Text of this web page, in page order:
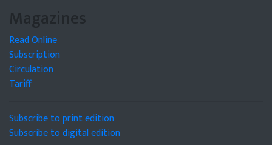
Magazines
Read Online
Subscription
Circulation
Tariff
Subscribe to print edition
Subscribe to digital edition